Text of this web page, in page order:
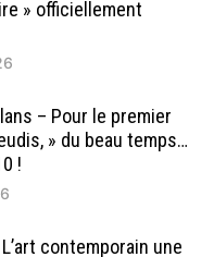
» officiellement
– Pour le premier
» du beau temps…
!
contemporain une